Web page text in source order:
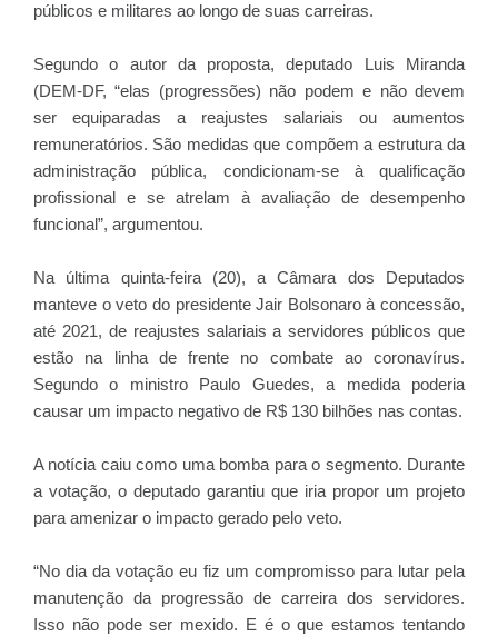
públicos e militares ao longo de suas carreiras.
Segundo o autor da proposta, deputado Luis Miranda
(DEM-DF, “elas (progressões) não podem e não devem
ser equiparadas a reajustes salariais ou aumentos
remuneratórios. São medidas que compõem a estrutura da
administração pública, condicionam-se à qualificação
profissional e se atrelam à avaliação de desempenho
funcional”, argumentou.
Na última quinta-feira (20), a Câmara dos Deputados
manteve o veto do presidente Jair Bolsonaro à concessão,
até 2021, de reajustes salariais a servidores públicos que
estão na linha de frente no combate ao coronavírus.
Segundo o ministro Paulo Guedes, a medida poderia
causar um impacto negativo de R$ 130 bilhões nas contas.
A notícia caiu como uma bomba para o segmento. Durante
a votação, o deputado garantiu que iria propor um projeto
para amenizar o impacto gerado pelo veto.
“No dia da votação eu fiz um compromisso para lutar pela
manutenção da progressão de carreira dos servidores.
Isso não pode ser mexido. E é o que estamos tentando